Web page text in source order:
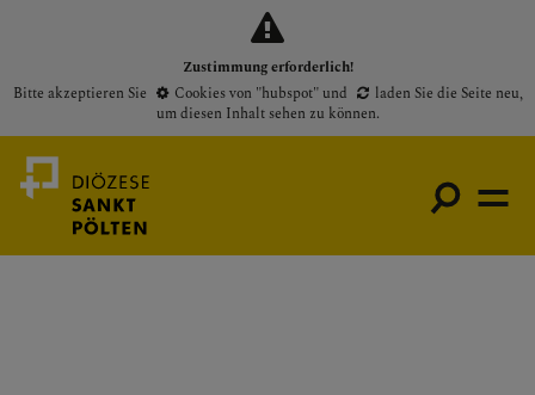
Zustimmung erforderlich!
Bitte akzeptieren Sie
Cookies von "hubspot"und laden Sie die Seite neu,
um diesen Inhalt sehen zu können.